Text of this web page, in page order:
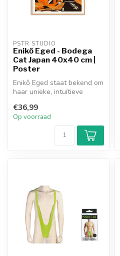
PSTR STUDIO
Enikő Eged - Bodega
Cat Japan 40x40 cm |
Poster
Enikő Eged staat bekend om
haar unieke, intuïtieve
si...
€36,99
Op voorraad